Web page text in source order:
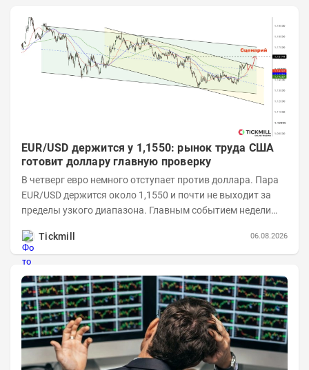
EUR/USD держится у 1,1550: рынок труда США
готовит доллару главную проверку
В четверг евро немного отступает против доллара. Пара
EUR/USD держится около 1,1550 и почти не выходит за
пределы узкого диапазона. Главным событием недели
Tickmill
06.08.2026